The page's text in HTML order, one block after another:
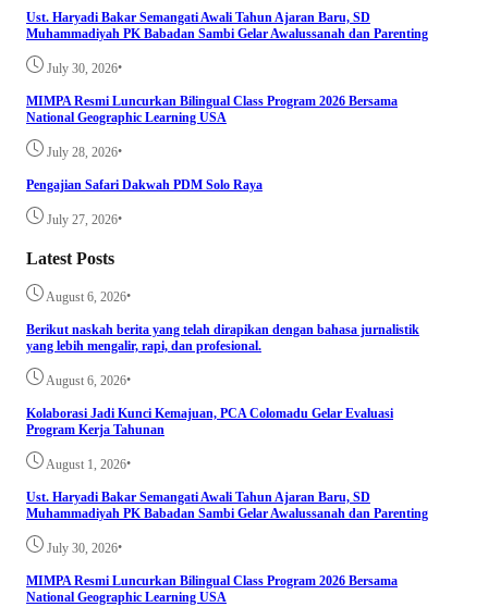
Ust. Haryadi Bakar Semangati Awali Tahun Ajaran Baru, SD
Muhammadiyah PK Babadan Sambi Gelar Awalussanah dan Parenting
July 30, 2026•
MIMPA Resmi Luncurkan Bilingual Class Program 2026 Bersama
National Geographic Learning USA
July 28, 2026•
Pengajian Safari Dakwah PDM Solo Raya
July 27, 2026•
Latest Posts
August 6, 2026•
Berikut naskah berita yang telah dirapikan dengan bahasa jurnalistik
yang lebih mengalir, rapi, dan profesional.
August 6, 2026•
Kolaborasi Jadi Kunci Kemajuan, PCA Colomadu Gelar Evaluasi
Program Kerja Tahunan
August 1, 2026•
Ust. Haryadi Bakar Semangati Awali Tahun Ajaran Baru, SD
Muhammadiyah PK Babadan Sambi Gelar Awalussanah dan Parenting
July 30, 2026•
MIMPA Resmi Luncurkan Bilingual Class Program 2026 Bersama
National Geographic Learning USA